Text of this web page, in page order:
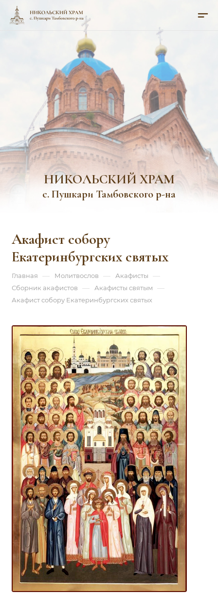
НИКОЛЬСКИЙ ХРАМ
с. Пушкари Тамбовского р-на
Акафист собору
Екатеринбургских святых
Главная — Молитвослов — Акафисты —
Сборник акафистов — Акафисты святым —
Акафист собору Екатеринбургских святых